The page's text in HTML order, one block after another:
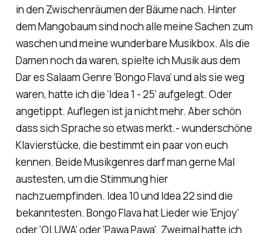
in den Zwischenräumen der Bäume nach. Hinter
dem Mangobaum sind noch alle meine Sachen zum
waschen und meine wunderbare Musikbox. Als die
Damen noch da waren, spielte ich Musik aus dem
Dar es Salaam Genre ‘Bongo Flava’ und als sie weg
waren, hatte ich die ‘Idea 1 - 25’ aufgelegt. Oder
angetippt. Auflegen ist ja nicht mehr. Aber schön
dass sich Sprache so etwas merkt.- wunderschöne
Klavierstücke, die bestimmt ein paar von euch
kennen. Beide Musikgenres darf man gerne Mal
austesten, um die Stimmung hier
nachzuempfinden. Idea 10 und Idea 22 sind die
bekanntesten. Bongo Flava hat Lieder wie ‘Enjoy’
oder ‘OLUWA’ oder ‘Pawa Pawa’. Zweimal hatte ich